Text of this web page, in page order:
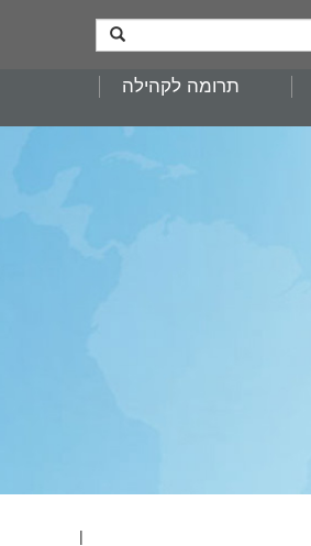
תרומה לקהילה
|